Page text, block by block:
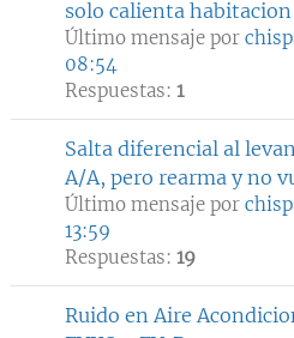
solo calienta
Último mensaje por
08:54
Respuestas: 1
Salta diferencial al
A/A, pero rearma y no
Último mensaje por
13:59
Respuestas: 19
Ruido en Aire